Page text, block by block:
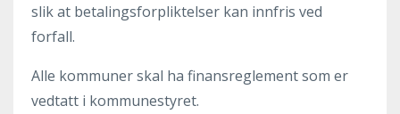
slik at betalingsforpliktelser kan innfris ved
forfall.
Alle kommuner skal ha finansreglement som er
vedtatt i kommunestyret.